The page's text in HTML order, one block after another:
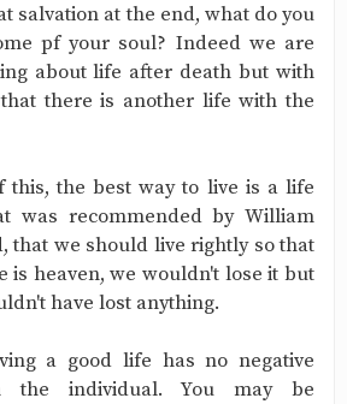
salvation at the end, what do you
pf your soul? Indeed we are
about life after death but with
there is another life with the
this, the best way to live is a life
was recommended by William
that we should live rightly so that
is heaven, we wouldn't lose it but
have lost anything.
a good life has no negative
the individual. You may be